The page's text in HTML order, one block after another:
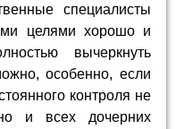
специалисты
целями хорошо и
вычеркнуть
особенно, если
контроля не
и всех дочерних